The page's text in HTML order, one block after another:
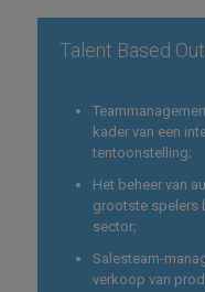
Talent Based
kader van een
tentoonstelling;
Het beheer van
grootste spelers
sector;
Salesteam-
verkoop van